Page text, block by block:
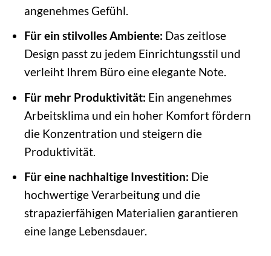
angenehmes Gefühl.
Für ein stilvolles Ambiente: Das zeitlose
Design passt zu jedem Einrichtungsstil und
verleiht Ihrem Büro eine elegante Note.
Für mehr Produktivität: Ein angenehmes
Arbeitsklima und ein hoher Komfort fördern
die Konzentration und steigern die
Produktivität.
Für eine nachhaltige Investition: Die
hochwertige Verarbeitung und die
strapazierfähigen Materialien garantieren
eine lange Lebensdauer.